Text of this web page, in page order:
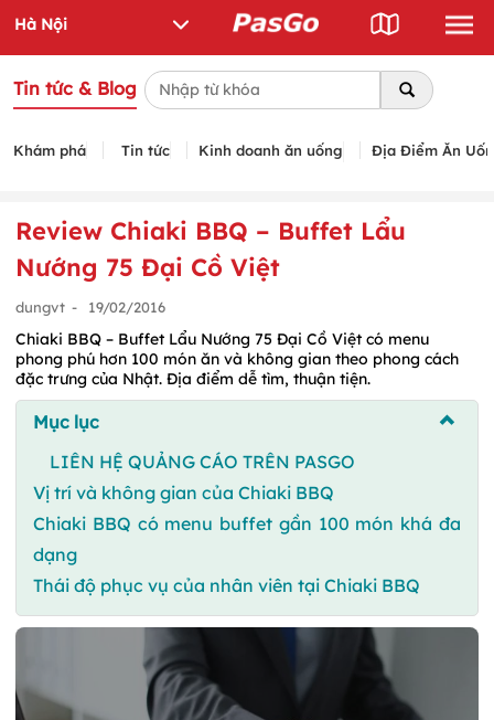
Tin tức & Blog
Khám phá Tin tức Kinh doanh ăn uống Địa Điểm Ăn
Review Chiaki BBQ – Buffet Lẩu
Nướng 75 Đại Cồ Việt
dungvt - 19/02/2016
Chiaki BBQ – Buffet Lẩu Nướng 75 Đại Cồ Việt có menu
phong phú hơn 100 món ăn và không gian theo phong cách
đặc trưng của Nhật. Địa điểm dễ tìm, thuận tiện.
Mục lục
LIÊN HỆ QUẢNG CÁO TRÊN PASGO
Vị trí và không gian của Chiaki BBQ
Chiaki BBQ có menu buffet gần 100 món khá đa
dạng
Thái độ phục vụ của nhân viên tại Chiaki BBQ